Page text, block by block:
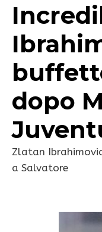
dopo
Zlatan
a Salvatore